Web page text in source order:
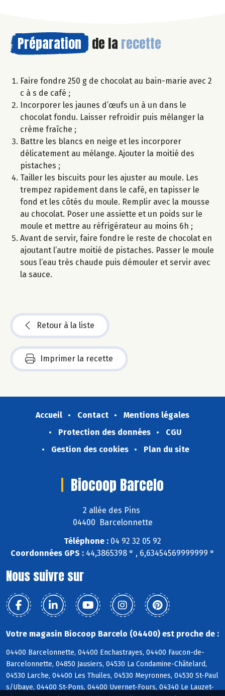
Préparation de la recette
Faire fondre 250 g de chocolat au bain-marie avec 2
c à s de café ;
Incorporer les jaunes d’œufs un à un dans le
chocolat fondu. Laisser refroidir puis mélanger la
crème fraîche ;
Battre les blancs en neige et les incorporer
délicatement au mélange. Ajouter la moitié des
pistaches ;
Tailler les biscuits pour les ajuster au moule. Les
trempez rapidement dans le café, en tapisser le
fond et les côtés du moule. Remplir avec la mousse
au chocolat. Poser une assiette et un poids sur le
moule et mettre au réfrigérateur au moins 6h ;
Avant de servir, faire fondre le reste de chocolat en
ajoutant l’autre moitié de pistaches. Passer le moule
sous l’eau très chaude puis démouler et servir avec
la sauce.
Retour à la liste
Imprimer la recette
Accueil Contact
Mentions légales
Protection des données
CGU
Gestion des cookies
Plan du site
Biocoop Barcelo
2 allée des Pins
04400 Barcelonnette
Téléphone : 04 92 32 05 92
Coordonnées GPS : 44,3865398 ° , 6,63454569999999 °
Nous suivre sur
Votre magasin Biocoop Barcelo (04400) est proche de :
04400 Barcelonnette, 04400 Enchastrayes, 04400 Faucon-de-
Barcelonnette, 04850 Jausiers, 04530 La Condamine-Châtelard,
04530 Larche, 04400 Les Thuiles, 04530 Meyronnes, 04530 St-Paul
s/Ubaye, 04400 St-Pons, 04400 Uvernet-Fours, 04340 Le Lauzet-